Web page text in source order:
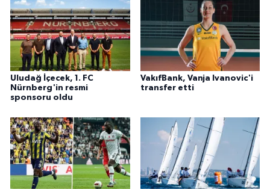
Uludağ İçecek, 1. FC
Nürnberg'in resmi
sponsoru oldu
VakıfBank, Vanja Ivanovic'i
transfer etti